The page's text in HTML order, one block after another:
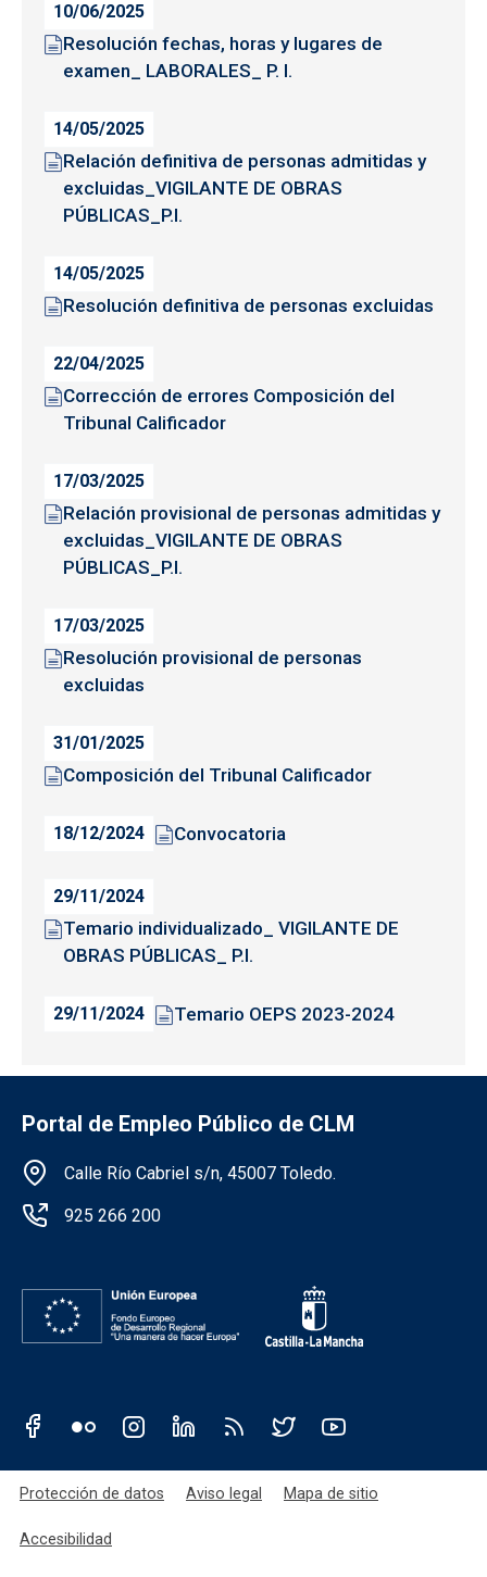
10/06/2025
Resolución fechas, horas y lugares de
examen_ LABORALES_ P. I.
14/05/2025
Relación definitiva de personas admitidas y
excluidas_VIGILANTE DE OBRAS
PÚBLICAS_P.I.
14/05/2025
Resolución definitiva de personas excluidas
22/04/2025
Corrección de errores Composición del
Tribunal Calificador
17/03/2025
Relación provisional de personas admitidas y
excluidas_VIGILANTE DE OBRAS
PÚBLICAS_P.I.
17/03/2025
Resolución provisional de personas
excluidas
31/01/2025
Composición del Tribunal Calificador
18/12/2024 Convocatoria
29/11/2024
Temario individualizado_ VIGILANTE DE
OBRAS PÚBLICAS_ P.I.
29/11/2024 Temario OEPS 2023-2024
Portal de Empleo Público de CLM
Información de la institución
Calle Río Cabriel s/n, 45007 Toledo.
925 266 200
Redes sociales JCCM
Menú legal
Protección de datos Aviso legal Mapa de sitio
Accesibilidad